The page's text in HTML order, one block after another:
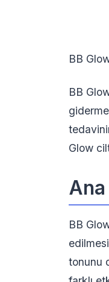
BB
BB
Glow
Ana
BB
tonunu